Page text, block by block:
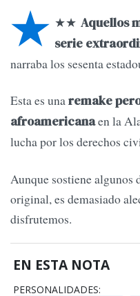
★ ★★ Aquellos
serie
narraba los sesenta
Esta es unaremake
afroamericanaen la
lucha por los derechos
Aunque sostiene algunos
original, es demasiado
disfrutemos.
EN ESTA NOTA
PERSONALIDADES: